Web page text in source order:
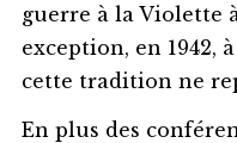
guerre à la Violette
exception, en 1942,
cette tradition ne
En plus des